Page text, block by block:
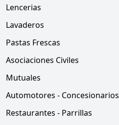
Lencerias
Lavaderos
Pastas Frescas
Asociaciones Civiles
Mutuales
Automotores - Concesionarios
Restaurantes - Parrillas